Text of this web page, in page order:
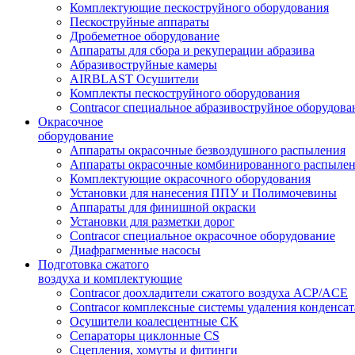
Комплектующие пескоструйного оборудования
Пескоструйные аппараты
Дробеметное оборудование
Аппараты для сбора и рекуперации абразива
Абразивоструйные камеры
AIRBLAST Осушители
Комплекты пескоструйного оборудования
Contracor специальное абразивоструйное
Окрасочное
оборудование
Аппараты окрасочные безвоздушного распыления
Аппараты окрасочные комбинированного
Комплектующие окрасочного оборудования
Установки для нанесения ППУ и Полимочевины
Аппараты для финишной окраски
Установки для разметки дорог
Contracor специальное окрасочное оборудование
Диафрагменные насосы
Подготовка сжатого
воздуха и комплектующие
Contracor доохладители сжатого воздуха ACP/ACE
Contracor комплексные системы удаления
Осушители коалесцентные CK
Сепараторы циклонные CS
Сцепления, хомуты и фитинги